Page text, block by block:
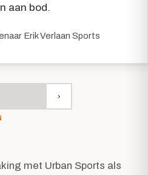
aan bod.
Erik Verlaan Sports
›
met Urban Sports als